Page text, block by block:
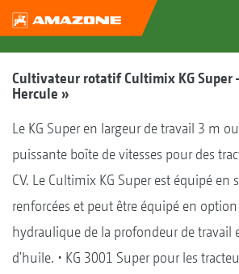
Cultivateur rotatif Cultimix KG Super
Hercule »
Le KG Super en largeur de travail 3 m
puissante boîte de vitesses pour des
CV. Le Cultimix KG Super est équipé en
renforcées et peut être équipé en
hydraulique de la profondeur de travail
d'huile. • KG 3001 Super pour les